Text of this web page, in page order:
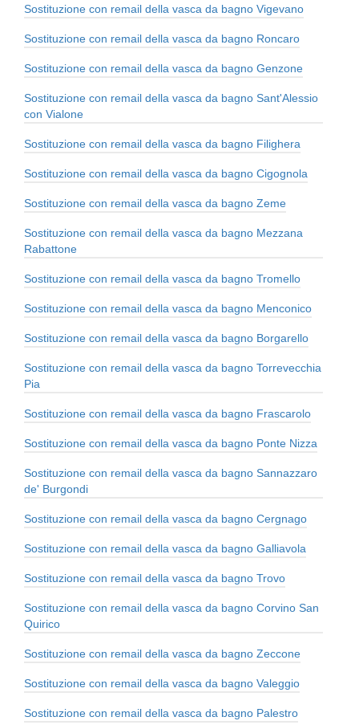
Sostituzione con remail della vasca da bagno Vigevano
Sostituzione con remail della vasca da bagno Roncaro
Sostituzione con remail della vasca da bagno Genzone
Sostituzione con remail della vasca da bagno Sant'Alessio
con Vialone
Sostituzione con remail della vasca da bagno Filighera
Sostituzione con remail della vasca da bagno Cigognola
Sostituzione con remail della vasca da bagno Zeme
Sostituzione con remail della vasca da bagno Mezzana
Rabattone
Sostituzione con remail della vasca da bagno Tromello
Sostituzione con remail della vasca da bagno Menconico
Sostituzione con remail della vasca da bagno Borgarello
Sostituzione con remail della vasca da bagno Torrevecchia
Pia
Sostituzione con remail della vasca da bagno Frascarolo
Sostituzione con remail della vasca da bagno Ponte Nizza
Sostituzione con remail della vasca da bagno Sannazzaro
de' Burgondi
Sostituzione con remail della vasca da bagno Cergnago
Sostituzione con remail della vasca da bagno Galliavola
Sostituzione con remail della vasca da bagno Trovo
Sostituzione con remail della vasca da bagno Corvino San
Quirico
Sostituzione con remail della vasca da bagno Zeccone
Sostituzione con remail della vasca da bagno Valeggio
Sostituzione con remail della vasca da bagno Palestro